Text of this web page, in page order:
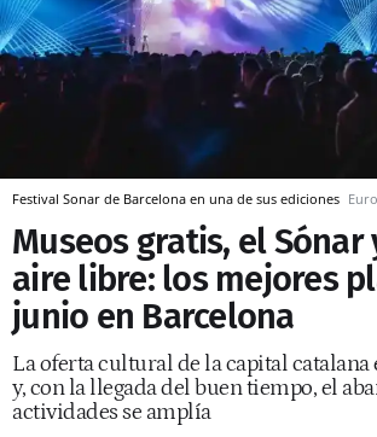
Festival Sonar de Barcelona en una de sus ediciones
Museos gratis, el Sónar
aire libre: los mejores
junio en Barcelona
La oferta cultural de la capital catalana
y, con la llegada del buen tiempo, el
actividades se amplía